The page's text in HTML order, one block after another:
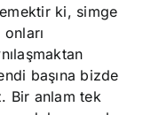
ki, simge
başına bizde
Bir anlam tek